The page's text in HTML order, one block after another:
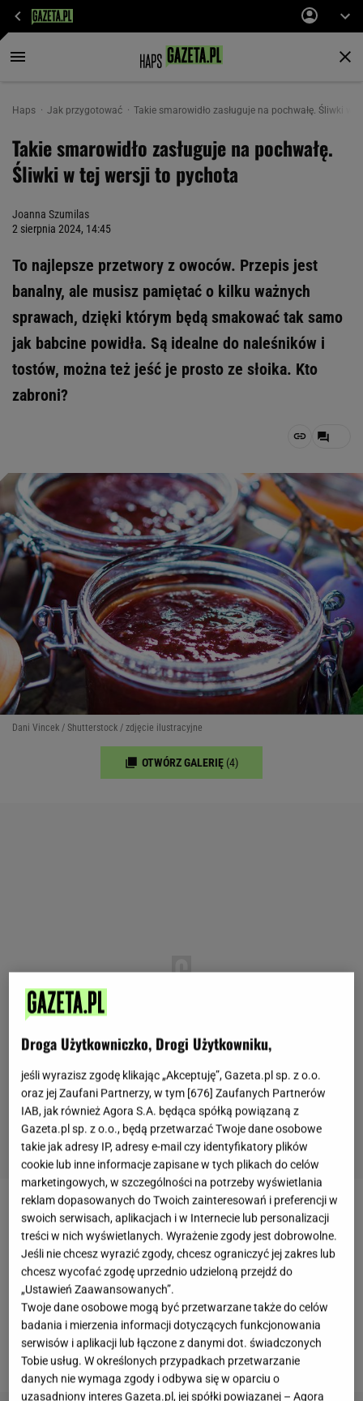
Haps Jak przygotować Takie smarowidło zasługuje na pochwałę. Śliwki w
Takie smarowidło zasługuje na pochwałę.
Śliwki w tej wersji to pychota
Joanna Szumilas
2 sierpnia 2024, 14:45
To najlepsze przetwory z owoców. Przepis jest
banalny, ale musisz pamiętać o kilku ważnych
sprawach, dzięki którym będą smakować tak samo
jak babcine powidła. Są idealne do naleśników i
tostów, można też jeść je prosto ze słoika. Kto
zabroni?
Dani Vincek / Shutterstock / zdjęcie ilustracyjne
OTWÓRZ GALERIĘ (4)
Najlepsze śliwki na zimę to oczywiście powidła. Są
idealne dociast, do deserów i innych pyszności.
Według mnienaleśnikibez powideł są niepełne,
choć chyba najbardziej lubię wyjadać to smarowidło
prosto ze słoika lub garnka. Podzielę się z wami
przepisem, który ma wiele lat. Nauczyłam się go od
babci.
Droga Użytkowniczko, Drogi Użytkowniku,
jeśli wyrazisz zgodę klikając „Akceptuję”, Gazeta.pl sp. z o.o.
oraz jej Zaufani Partnerzy, w tym [676] Zaufanych Partnerów
IAB, jak również Agora S.A. będąca spółką powiązaną z
Gazeta.pl sp. z o.o., będą przetwarzać Twoje dane osobowe
takie jak adresy IP, adresy e-mail czy identyfikatory plików
cookie lub inne informacje zapisane w tych plikach do celów
marketingowych, w szczególności na potrzeby wyświetlania
reklam dopasowanych do Twoich zainteresowań i preferencji w
swoich serwisach, aplikacjach i w Internecie lub personalizacji
treści w nich wyświetlanych. Wyrażenie zgody jest dobrowolne.
Jeśli nie chcesz wyrazić zgody, chcesz ograniczyć jej zakres lub
chcesz wycofać zgodę uprzednio udzieloną przejdź do
„Ustawień Zaawansowanych”.
Twoje dane osobowe mogą być przetwarzane także do celów
badania i mierzenia informacji dotyczących funkcjonowania
serwisów i aplikacji lub łączone z danymi dot. świadczonych
Tobie usług. W określonych przypadkach przetwarzanie
danych nie wymaga zgody i odbywa się w oparciu o
uzasadniony interes Gazeta.pl, jej spółki powiązanej – Agora